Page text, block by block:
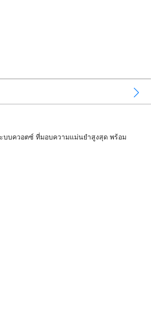
บบควอตซ์ ที่มอบความแม่นยำสูงสุด พร้อม